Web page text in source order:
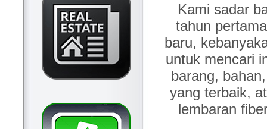
Kami sadar
tahun
baru,
untuk mencari
barang,
yang terbaik,
lembaran